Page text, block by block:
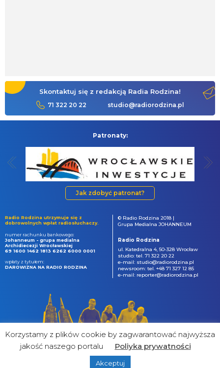
Skontaktuj się z redakcją Radia Rodzina!
71 322 20 22 studio@radiorodzina.pl
Patronaty:
Jak zdobyć patronat?
Radio Rodzina utrzymuje się z
dobrowolnych wpłat radiosłuchaczy.
numer rachunku bankowego:
Johanneum - grupa medialna
Archidiecezji Wrocławskiej
69 1600 1462 1813 6262 6000 0001
wpłaty z tytułem:
DAROWIZNA NA RADIO RODZINA
© Radio Rodzina 2018 |
Grupa Medialna JOHANNEUM
Radio Rodzina
ul. Katedralna 4, 50-328 Wrocław
studio: tel. 71 322 20 22
e-mail: studio@radiorodzina.pl
newsroom: tel. +48 71 327 12 85
e-mail: reporter@radiorodzina.pl
&
Korzystamy z plików cookie by zagwarantować najwyższa
jakość naszego portalu
Poliyka prywatności
Akceptuj